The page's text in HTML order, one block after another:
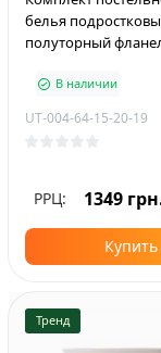
белья
полуторный
В наличии
UT-004-64-15-20-19
РРЦ: 1349
Купить
Тренд